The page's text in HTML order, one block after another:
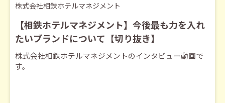
株式会社相鉄ホテルマネジメント
【相鉄ホテルマネジメント】今後最も力を入れ
たいブランドについて【切り抜き】
株式会社相鉄ホテルマネジメントのインタビュー動画で
す。